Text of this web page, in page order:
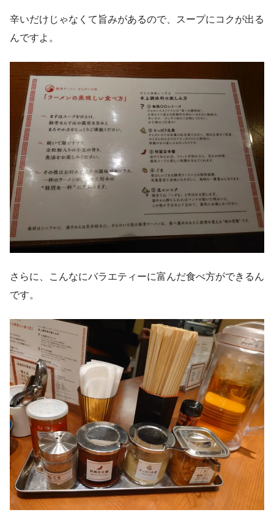
辛いだけじゃなくて旨みがあるので、スープにコクが出る
んですよ。
さらに、こんなにバラエティーに富んだ食べ方ができるん
です。